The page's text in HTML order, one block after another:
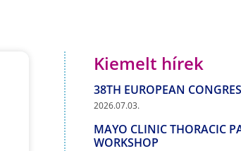
Kiemelt hírek
38TH EUROPEAN
2026.07.03.
MAYO CLINIC THORACIC
WORKSHOP